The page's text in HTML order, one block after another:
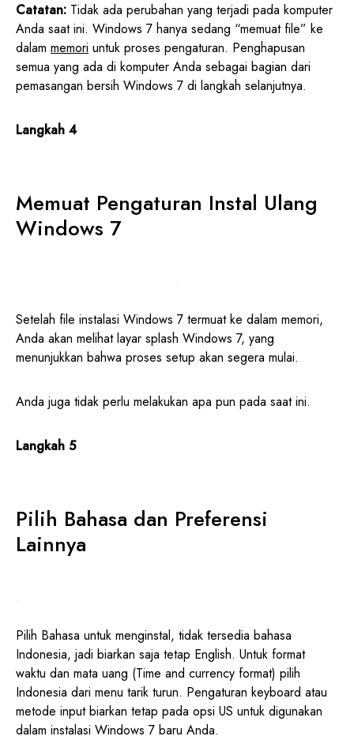
Catatan: Tidak ada perubahan yang terjadi pada komputer
Anda saat ini. Windows 7 hanya sedang “memuat file” ke
dalam memori untuk proses pengaturan. Penghapusan
semua yang ada di komputer Anda sebagai bagian dari
pemasangan bersih Windows 7 di langkah selanjutnya.
Langkah 4
Memuat Pengaturan Instal Ulang
Windows 7
Setelah file instalasi Windows 7 termuat ke dalam memori,
Anda akan melihat layar splash Windows 7, yang
menunjukkan bahwa proses setup akan segera mulai.
Anda juga tidak perlu melakukan apa pun pada saat ini.
Langkah 5
Pilih Bahasa dan Preferensi
Lainnya
Pilih Bahasa untuk menginstal, tidak tersedia bahasa
Indonesia, jadi biarkan saja tetap English. Untuk format
waktu dan mata uang (Time and currency format) pilih
Indonesia dari menu tarik turun. Pengaturan keyboard atau
metode input biarkan tetap pada opsi US untuk digunakan
dalam instalasi Windows 7 baru Anda.